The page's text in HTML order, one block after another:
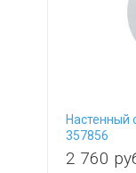
Настенный
357856
2 760